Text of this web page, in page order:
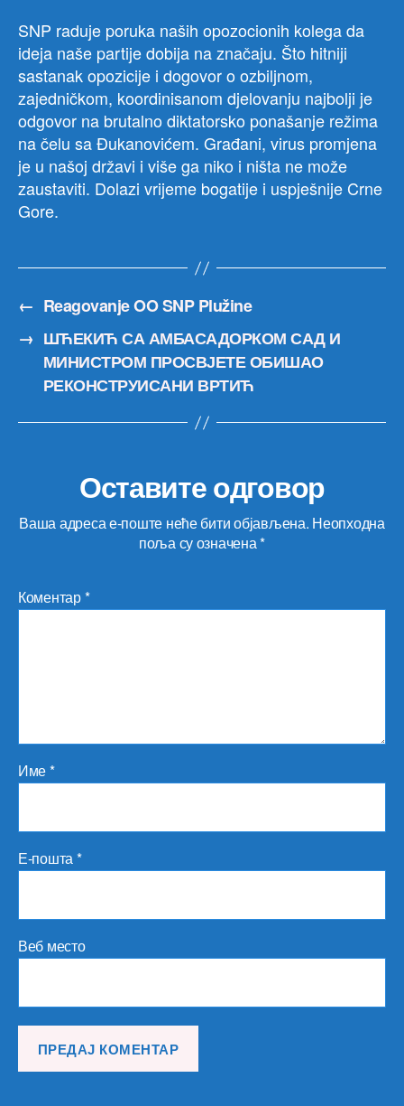
SNP raduje poruka naših opozocionih kolega da
ideja naše partije dobija na značaju. Što hitniji
sastanak opozicije i dogovor o ozbiljnom,
zajedničkom, koordinisanom djelovanju najbolji je
odgovor na brutalno diktatorsko ponašanje režima
na čelu sa Đukanovićem. Građani, virus promjena
je u našoj državi i više ga niko i ništa ne može
zaustaviti. Dolazi vrijeme bogatije i uspješnije Crne
Gore.
← Reagovanje OO SNP Plužine
→ ШЋЕКИЋ СА АМБАСАДОРКОМ САД И
МИНИСТРОМ ПРОСВЈЕТЕ ОБИШАО
РЕКОНСТРУИСАНИ ВРТИЋ
Оставите одговор
Ваша адреса е-поште неће бити објављена. Неопходна
поља су означена*
Коментар*
Име*
Е-пошта*
Веб место